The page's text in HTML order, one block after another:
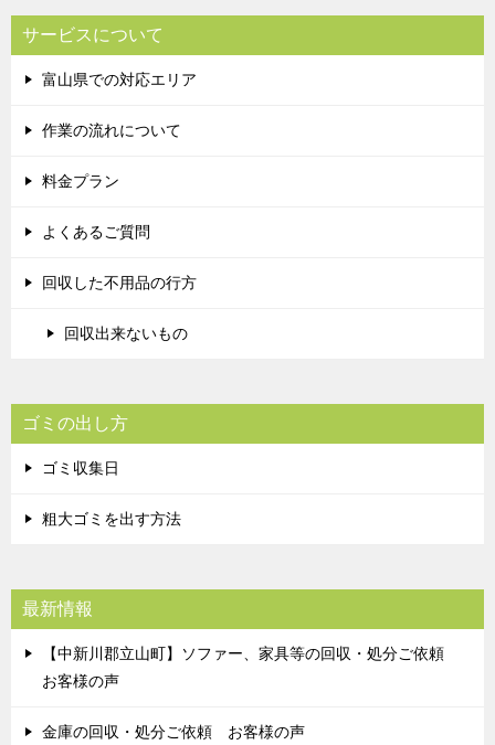
サービスについて
富山県での対応エリア
作業の流れについて
料金プラン
よくあるご質問
回収した不用品の行方
回収出来ないもの
ゴミの出し方
ゴミ収集日
粗大ゴミを出す方法
最新情報
【中新川郡立山町】ソファー、家具等の回収・処分ご依頼
お客様の声
金庫の回収・処分ご依頼 お客様の声